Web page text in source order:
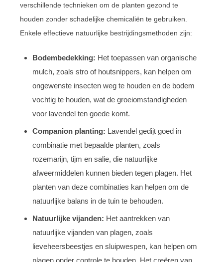
verschillende technieken om de planten gezond te
houden zonder schadelijke chemicaliën te gebruiken.
Enkele effectieve natuurlijke bestrijdingsmethoden zijn:
Bodembedekking: Het toepassen van organische
mulch, zoals stro of houtsnippers, kan helpen om
ongewenste insecten weg te houden en de bodem
vochtig te houden, wat de groeiomstandigheden
voor lavendel ten goede komt.
Companion planting: Lavendel gedijt goed in
combinatie met bepaalde planten, zoals
rozemarijn, tijm en salie, die natuurlijke
afweermiddelen kunnen bieden tegen plagen. Het
planten van deze combinaties kan helpen om de
natuurlijke balans in de tuin te behouden.
Natuurlijke vijanden: Het aantrekken van
natuurlijke vijanden van plagen, zoals
lieveheersbeestjes en sluipwespen, kan helpen om
plagen onder controle te houden. Het creëren van